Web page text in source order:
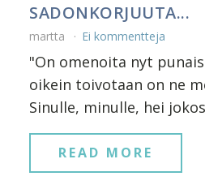
SADONKORJUUTA...
martta Ei kommentteja
"On omenoita nyt
oikein toivotaan on ne
Sinulle, minulle, hei
READ MORE